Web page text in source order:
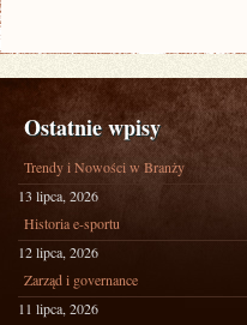
Ostatnie wpisy
Trendy i Nowości w Branży
13 lipca, 2026
Historia e-sportu
12 lipca, 2026
Zarząd i governance
11 lipca, 2026